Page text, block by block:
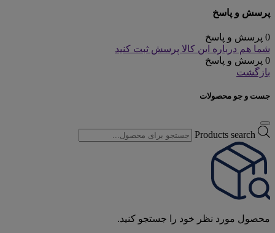
پرسش و پاسخ
0 پرسش و پاسخ
شما هم درباره این کالا پرسش ثبت کنید
0 پرسش و پاسخ
بازگشت
جست و جو محصولات
Products search
محصول مورد نظر خود را جستجو کنید.